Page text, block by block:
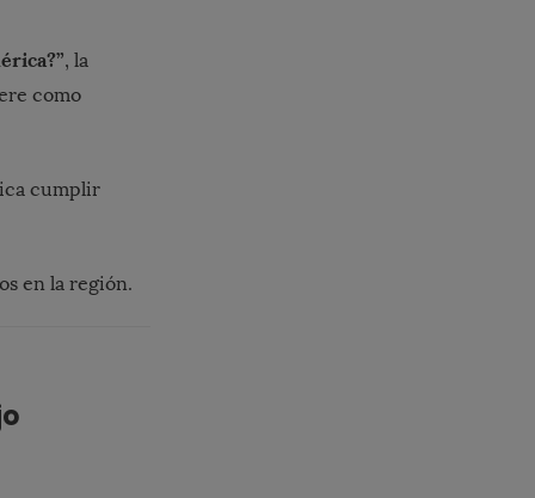
, la
como
cumplir
en la región.